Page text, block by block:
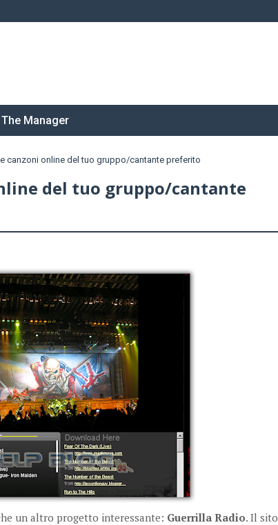
The Manager
canzoni online del tuo gruppo/cantante preferito
del tuo gruppo/cantante
un altro progetto interessante: Guerrilla Radio. Il sito